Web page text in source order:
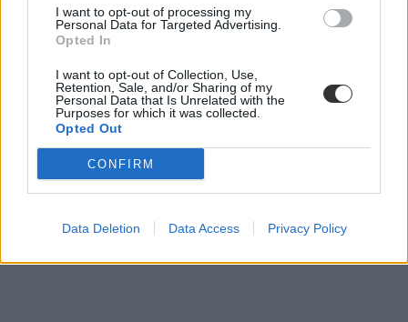
I want to opt-out of processing my
Personal Data for Targeted Advertising.
Opted In
I want to opt-out of Collection, Use,
Retention, Sale, and/or Sharing of my
Personal Data that Is Unrelated with the
Purposes for which it was collected.
Opted Out
CONFIRM
Data Deletion Data Access Privacy Policy